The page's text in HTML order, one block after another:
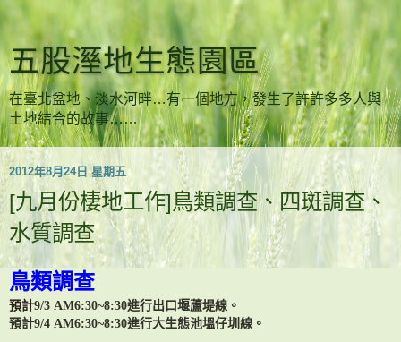
五股溼地生態園區
在臺北盆地、淡水河畔…有一個地方，發生了許許多多人與
土地結合的故事……
2012年8月24日 星期五
[九月份棲地工作]鳥類調查、四斑調查、
水質調查
鳥類調查
預計9/3 AM6:30~8:30進行出口堰蘆堤線。
預計9/4 AM6:30~8:30進行大生態池塭仔圳線。